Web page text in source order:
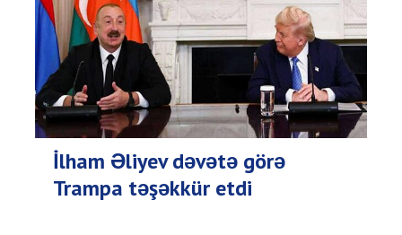
İlham Əliyev dəvətə görə
Trampa təşəkkür etdi